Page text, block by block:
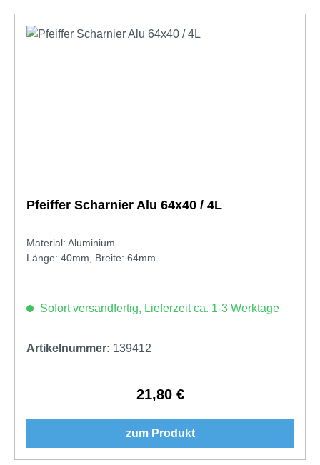
Pfeiffer Scharnier Alu 64x40 / 4L
Material: Aluminium
Länge: 40mm, Breite: 64mm
Sofort versandfertig, Lieferzeit ca. 1-3 Werktage
Artikelnummer: 139412
Regulärer Preis:
21,80 €
zum Produkt